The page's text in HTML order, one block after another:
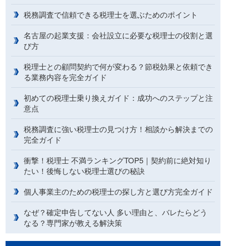
税務調査で信頼できる税理士を選ぶためのポイント
名古屋の起業支援：会社設立に必要な税理士の役割と選
び方
税理士との顧問契約で何が変わる？節税効果と依頼でき
る業務内容を完全ガイド
初めての税理士乗り換えガイド：成功へのステップと注
意点
税務調査に強い税理士の見つけ方！相談から解決までの
完全ガイド
衝撃！税理士 不満ランキングTOP5｜契約前に絶対知り
たい！後悔しない税理士選びの秘訣
個人事業主のための税理士の探し方と選び方完全ガイド
なぜ？確定申告してない人 多い理由と、バレたらどう
なる？専門家が教える解決策